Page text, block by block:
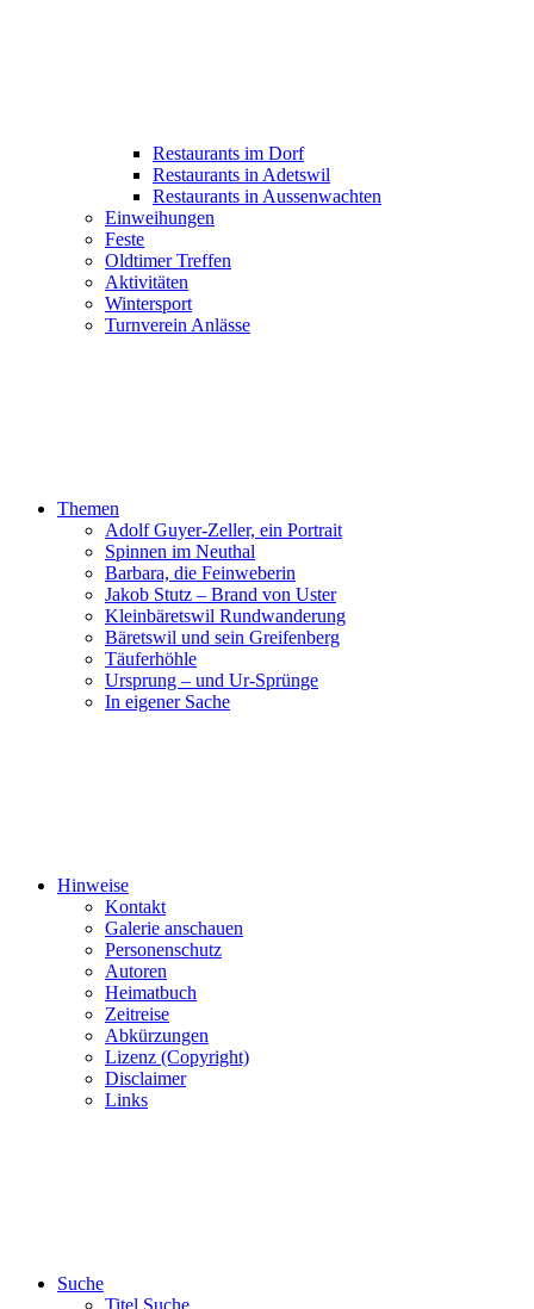
Restaurants im Dorf
Restaurants in Adetswil
Restaurants in Aussenwachten
Einweihungen
Feste
Oldtimer Treffen
Aktivitäten
Wintersport
Turnverein Anlässe
Themen
Adolf Guyer-Zeller, ein Portrait
Spinnen im Neuthal
Barbara, die Feinweberin
Jakob Stutz – Brand von Uster
Kleinbäretswil Rundwanderung
Bäretswil und sein Greifenberg
Täuferhöhle
Ursprung – und Ur-Sprünge
In eigener Sache
Hinweise
Kontakt
Galerie anschauen
Personenschutz
Autoren
Heimatbuch
Zeitreise
Abkürzungen
Lizenz (Copyright)
Disclaimer
Links
Suche
Titel Suche